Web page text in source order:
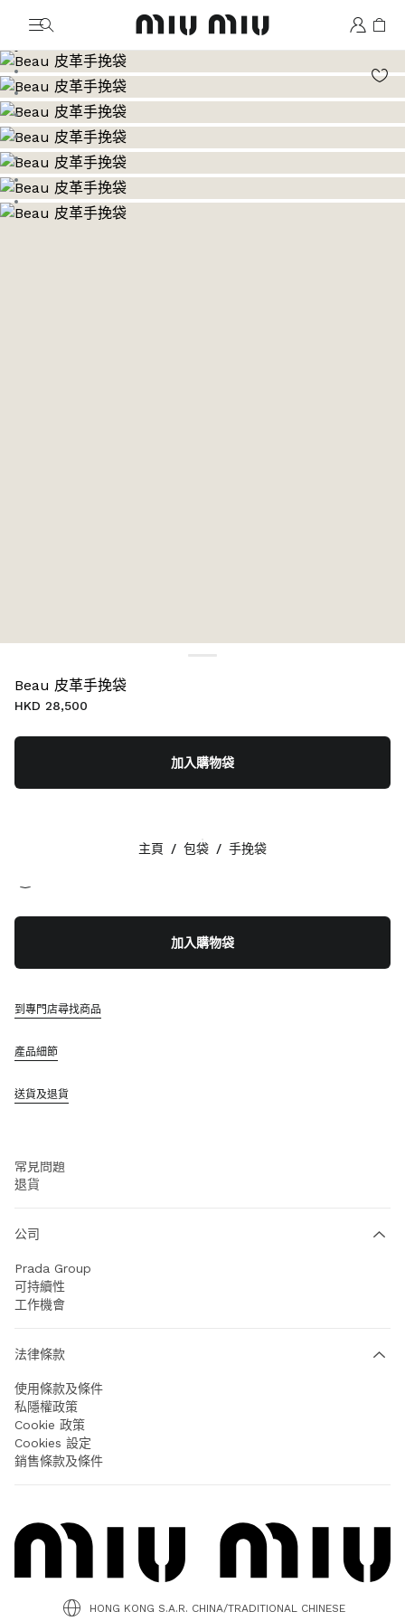
MiuMiu logo
前往圖片 1
前往圖片 2
前往圖片 3
前往圖片 4
前往圖片 5
前往圖片 6
前往圖片 7
前往圖片 8
Beau 皮革手挽袋
HKD 28,500
加入購物袋
加入購物袋
到專門店尋找商品
產品細節
送貨及退貨
主頁 / 包袋 / 手挽袋
+852 2603 9501
聯絡方法
網站地圖
支援
常見問題
退貨
公司
Prada Group
可持續性
工作機會
法律條款
使用條款及條件
私隱權政策
Cookie 政策
Cookies 設定
銷售條款及條件
HONG KONG S.A.R. CHINA/TRADITIONAL CHINESE